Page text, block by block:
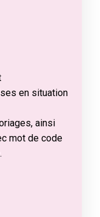
en situation
ainsi
mot de code